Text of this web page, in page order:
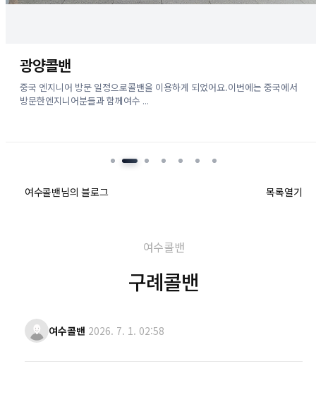
광양콜밴
중국 엔지니어 방문 일정으로콜밴을 이용하게 되었어요.이번에는 중국에서
방문한엔지니어분들과 함께여수 ...
여수콜밴님의 블로그 목록열기
여수콜밴
구례콜밴
여수콜밴 2026. 7. 1. 02:58